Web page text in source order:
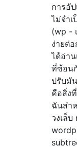
การอั
ไม่จำ
(wp -
ง่ายต่
ได้อ่า
ที่ซ้อน
ปรับมั
คือสิ่ง
ฉันสำ
วงเล็